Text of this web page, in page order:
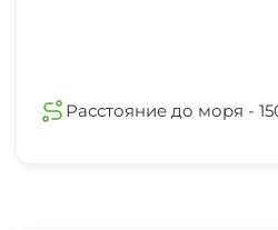
Расстояние до моря -